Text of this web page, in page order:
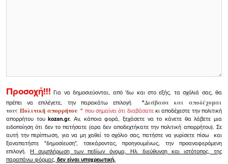
Προσοχή!!! Για να δημοσιεύονται, από 'δω και στο εξής, τα σχόλιά σας, θα
πρέπει να επιλέγετε, την παρακάτω επιλογή
"Διάβασα και αποδέχομαι
τουςΠολιτική απορρήτου" που σημαίνει ότι διαβάσατεκι αποδέχεστε την πολιτική
απορρήτου τουkozan.gr. Αν, κάποια φορά, ξεχάσετε να το κάνετε θα λάβετε μια
ειδοποίηση ότι δεν το πατήσατε (αρα δεν αποδεχτήκατε την πολιτική απορρήτου). Σε
αυτή την περίπτωση, για να μη χαθεί το σχόλιο σας, πατήστε να γυρίσετε πίσω και
ξαναπατήστε "δημοσίευση", τσεκάροντας, προηγουμένως, την προαναφερόμενη
επιλογή.Η συμπλήρωση των πεδίων όνομα, Ηλ. διεύθυνση και ιστότοπος, της
παραπάνω φόρμας, δεν είναι υποχρεωτική.